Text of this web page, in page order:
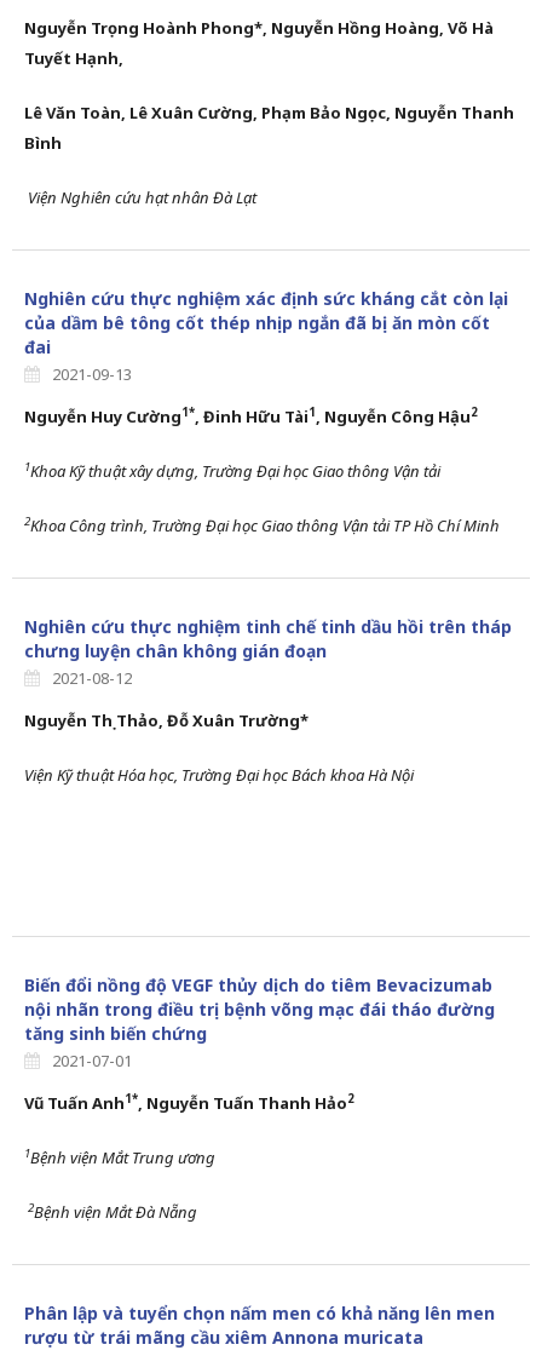
Nguyễn Trọng Hoành Phong*, Nguyễn Hồng Hoàng, Võ Hà
Tuyết Hạnh,
Lê Văn Toàn, Lê Xuân Cường, Phạm Bảo Ngọc, Nguyễn Thanh
Bình
Viện Nghiên cứu hạt nhân Đà Lạt
Nghiên cứu thực nghiệm xác định sức kháng cắt còn lại
của dầm bê tông cốt thép nhịp ngắn đã bị ăn mòn cốt
đai
2021-09-13
Nguyễn Huy Cường1*, Đinh Hữu Tài1 , Nguyễn Công Hậu2
1Khoa Kỹ thuật xây dựng, Trường Đại học Giao thông Vận tải
2Khoa Công trình, Trường Đại học Giao thông Vận tải TP Hồ Chí Minh
Nghiên cứu thực nghiệm tinh chế tinh dầu hồi trên tháp
chưng luyện chân không gián đoạn
2021-08-12
Nguyễn Thị Thảo, Đỗ Xuân Trường*
Viện Kỹ thuật Hóa học, Trường Đại học Bách khoa Hà Nội
Biến đổi nồng độ VEGF thủy dịch do tiêm Bevacizumab
nội nhãn trong điều trị bệnh võng mạc đái tháo đường
tăng sinh biến chứng
2021-07-01
Vũ Tuấn Anh1 *, Nguyễn Tuấn Thanh Hảo2
1Bệnh viện Mắt Trung ương
2Bệnh viện Mắt Đà Nẵng
Phân lập và tuyển chọn nấm men có khả năng lên men
rượu từ trái mãng cầu xiêm Annona muricata